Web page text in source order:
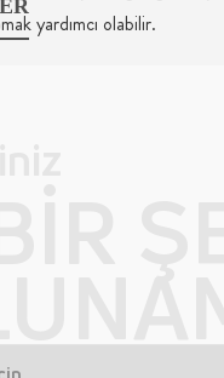
yardımcı olabilir.